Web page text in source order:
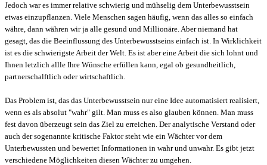
Jedoch war es immer relative schwierig und mühselig dem Unterbewusstsein
etwas einzupflanzen. Viele Menschen sagen häufig, wenn das alles so einfach
währe, dann währen wir ja alle gesund und Millionäre. Aber niemand hat
gesagt, das die Beeinflussung des Unterbewusstseins einfach ist. In Wirklichkeit
ist es die schwierigste Arbeit der Welt. Es ist aber eine Arbeit die sich lohnt und
Ihnen letzlich allle Ihre Wünsche erfüllen kann, egal ob gesundheitlich,
partnerschalftlich oder wirtschaftlich.
Das Problem ist, das das Unterbewusstsein nur eine Idee automatisiert realisiert,
wenn es als absolut "wahr" gilt. Man muss es also glauben können. Man muss
fest davon überzeugt sein das Ziel zu erreichen. Der analytische Verstand oder
auch der sogenannte kritische Faktor steht wie ein Wächter vor dem
Unterbewussten und bewertet Informationen in wahr und unwahr. Es gibt jetzt
verschiedene Möglichkeiten diesen Wächter zu umgehen.